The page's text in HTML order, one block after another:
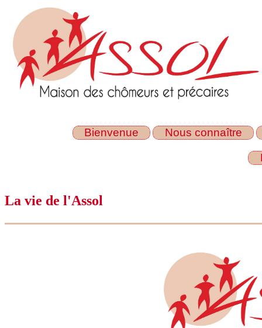
Bienvenue Nous connaître
La vie de l'Assol